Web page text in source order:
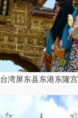
台湾屏东县东港东隆宫